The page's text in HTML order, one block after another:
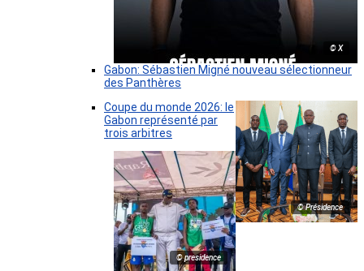
© X
Gabon: Sébastien Migné nouveau sélectionneur
des Panthères
© Présidence
Coupe du monde 2026: le
Gabon représenté par
trois arbitres
© presidence